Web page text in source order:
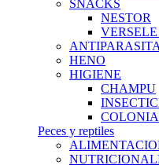
SNACKS
NESTOR
HENO
HIGIENE
CHAMPU
Peces y reptiles